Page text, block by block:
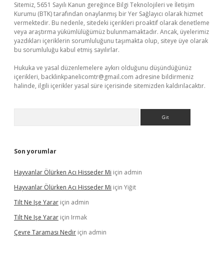
Sitemiz, 5651 Sayılı Kanun gereğince Bilgi Teknolojileri ve İletişim
Kurumu (BTK) tarafından onaylanmış bir Yer Sağlayıcı olarak hizmet
vermektedir. Bu nedenle, sitedeki içerikleri proaktif olarak denetleme
veya araştırma yükümlülüğümüz bulunmamaktadır. Ancak, üyelerimiz
yazdıkları içeriklerin sorumluluğunu taşımakta olup, siteye üye olarak
bu sorumluluğu kabul etmiş sayılırlar.
Hukuka ve yasal düzenlemelere aykırı olduğunu düşündüğünüz
içerikleri, backlinkpanelicomtr@gmail.com adresine bildirmeniz
halinde, ilgili içerikler yasal süre içerisinde sitemizden kaldırılacaktır.
Son yorumlar
Hayvanlar Ölürken Acı Hisseder Mi için admin
Hayvanlar Ölürken Acı Hisseder Mi için Yiğit
Tilt Ne Işe Yarar için admin
Tilt Ne Işe Yarar için Irmak
Çevre Taraması Nedir için admin